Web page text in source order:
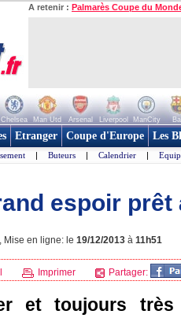
A retenir : Palmarès Coupe du
Chelsea Man Utd Arsenal Liverpool ManCity
Etranger Coupe d'Europe Les
| Buteurs | Calendrier |
espoir prêt
Mise en ligne: le 19/12/2013 à 11h51
Imprimer Partager:
et toujours